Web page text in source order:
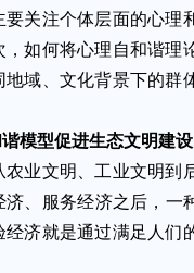
关注个体层面的心理
如何将心理自和谐理
域、文化背景下的群
模型促进生态文明建
文明、工业文明到
济、服务经济之后，
济就是通过满足人们